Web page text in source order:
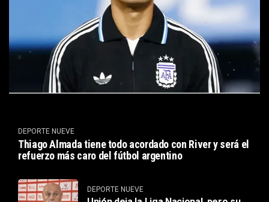
DEPORTE NUEVE
Thiago Almada tiene todo acordado con River y será el
refuerzo más caro del fútbol argentino
DEPORTE NUEVE